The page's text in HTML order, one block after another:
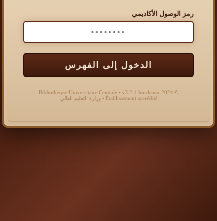
رمز الوصول الأكاديمي
الدخول إلى الفهرس
© 2024 Bibliothèque Universitaire Centrale • v3.2.1-bordeaux
Établissement accrédité • وزارة التعليم العالي